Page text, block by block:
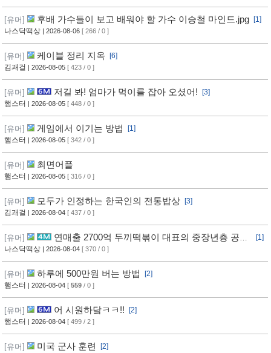
[유머] 후배 가수들이 보고 배워야 할 가수 이승철 마인드.jpg
[1]
나스닥떡상 | 2026-08-06 [ 266 / 0 ]
[유머] 케이블 정리 지옥
[6]
김괘걸
| 2026-08-05 [ 423 / 0 ]
[유머] 저길 봐! 엄마가 먹이를 잡아 오셨어!
[3]
햄스터
| 2026-08-05 [ 448 / 0 ]
[유머] 게임에서 이기는 방법
[1]
햄스터
| 2026-08-05 [ 342 / 0 ]
[유머] 최면어플
햄스터 | 2026-08-05 [ 316 / 0 ]
[유머] 모두가 인정하는 한국인의 전통밥상
[3]
김괘걸
| 2026-08-04 [ 437 / 0 ]
[유머]
연매출 2700억 두끼떡볶이 대표의 중장년층 공략
방법
[1]
나스닥떡상 | 2026-08-04 [ 370 / 0 ]
[유머] 하루에 500만원 버는 방법
[2]
햄스터
| 2026-08-04 [ 559 / 0 ]
[유머] 어 시원하닼ㅋㅋ!!
[2]
햄스터
| 2026-08-04 [ 499 / 2 ]
[유머] 미국 군사 훈련
[2]